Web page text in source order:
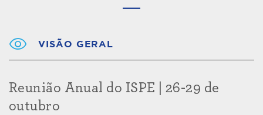
VISÃO GERAL
Reunião Anual do ISPE | 26-29 de
outubro